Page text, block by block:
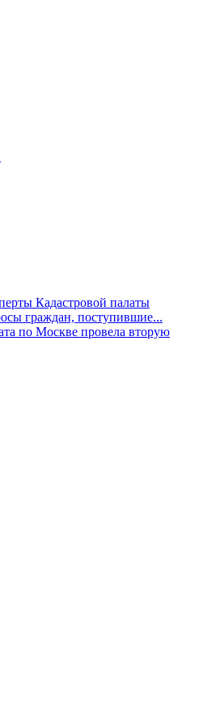
Кадастровой палаты
граждан, поступившие...
по Москве провела вторую